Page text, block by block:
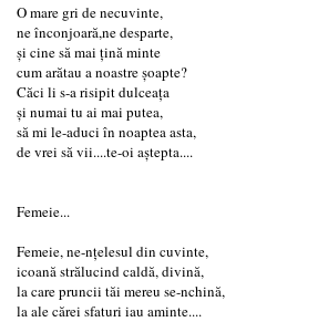
O mare gri de necuvinte,
ne înconjoară,ne desparte,
și cine să mai țină minte
cum arătau a noastre șoapte?
Căci li s-a risipit dulceața
și numai tu ai mai putea,
să mi le-aduci în noaptea asta,
de vrei să vii....te-oi aștepta....
Femeie...
Femeie, ne-nțelesul din cuvinte,
icoană strălucind caldă, divină,
la care pruncii tăi mereu se-nchină,
la ale cărei sfaturi iau aminte....